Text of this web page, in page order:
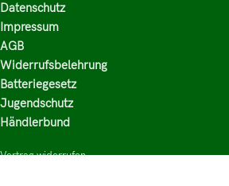
Datenschutz
Impressum
AGB
Widerrufsbelehrung
Batteriegesetz
Jugendschutz
Händlerbund
Vertrag widerrufen